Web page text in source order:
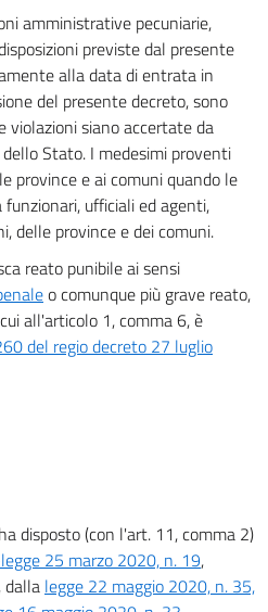
amministrative pecuniarie,
previste dal presente
alla data di entrata in
del presente decreto, sono
siano accertate da
Stato. I medesimi proventi
province e ai comuni quando le
ufficiali ed agenti,
delle province e dei comuni.
reato punibile ai sensi
o comunque più grave reato,
all'articolo 1, comma 6, è
del regio decreto 27 luglio
ha disposto (con l'art. 11, comma 2)
25 marzo 2020, n. 19,
dalla legge 22 maggio 2020, n. 35,